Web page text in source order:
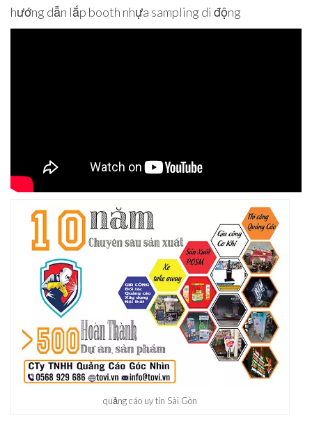
hướng dẫn lắp booth nhựa sampling di động
quảng cáo uy tín Sài Gòn